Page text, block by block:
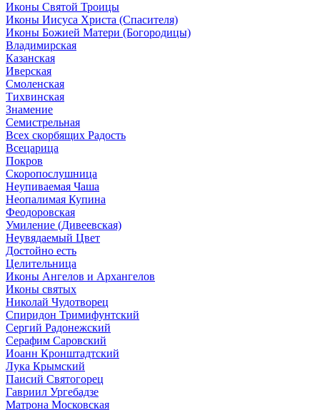
Иконы Святой Троицы
Иконы Иисуса Христа (Спасителя)
Иконы Божией Матери (Богородицы)
Владимирская
Казанская
Иверская
Смоленская
Тихвинская
Знамение
Семистрельная
Всех скорбящих Радость
Всецарица
Покров
Скоропослушница
Неупиваемая Чаша
Неопалимая Купина
Феодоровская
Умиление (Дивеевская)
Неувядаемый Цвет
Достойно есть
Целительница
Иконы Ангелов и Архангелов
Иконы святых
Николай Чудотворец
Спиридон Тримифунтский
Сергий Радонежский
Серафим Саровский
Иоанн Кронштадтский
Лука Крымский
Паисий Святогорец
Гавриил Ургебадзе
Матрона Московская